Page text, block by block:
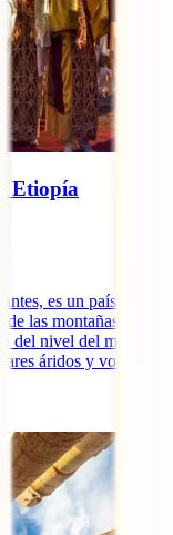
Etiopía
es un país con
las montañas más
del nivel del mar,
áridos y volcanes